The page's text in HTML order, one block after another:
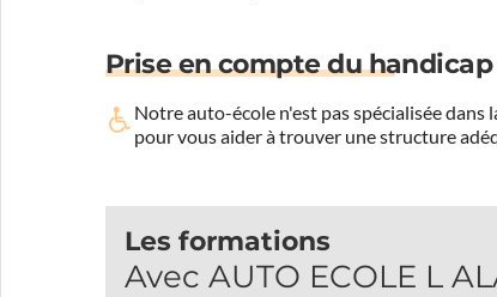
Prise en compte du handicap
Notre auto-école n'est pas spécialisée
pour vous aider à trouver une structure
Les formations
Avec AUTO ECOLE L